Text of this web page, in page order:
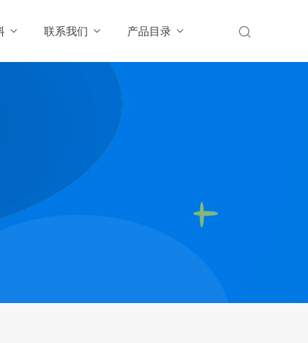
联系我们 产品目录